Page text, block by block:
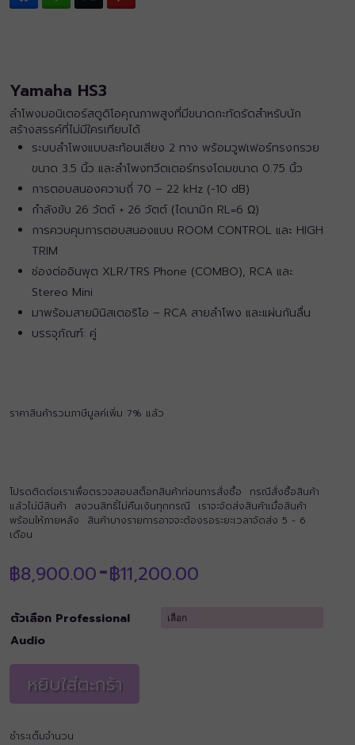
Yamaha HS3
ลำโพงมอนิเตอร์สตูดิโอคุณภาพสูงที่มีขนาดกะทัดรัดสำหรับนัก
สร้างสรรค์ที่ไม่มีใครเทียบได้
ระบบลำโพงแบบสะท้อนเสียง 2 ทาง พร้อมวูฟเฟอร์ทรงกรวย
ขนาด 3.5 นิ้ว และลำโพงทวีตเตอร์ทรงโดมขนาด 0.75 นิ้ว
การตอบสนองความถี่ 70 – 22 kHz (-10 dB)
กำลังขับ 26 วัตต์ + 26 วัตต์ (ไดนามิก RL=6 Ω)
การควบคุมการตอบสนองแบบ ROOM CONTROL และ HIGH
TRIM
ช่องต่ออินพุต XLR/TRS Phone (COMBO), RCA และ
Stereo Mini
มาพร้อมสายมินิสเตอริโอ – RCA สายลำโพง และแผ่นกันลื่น
บรรจุภัณฑ์: คู่
ราคาสินค้ารวมภาษีมูลค่เพิ่ม 7% แล้ว
โปรดติดต่อเราเพื่อตรวจสอบสต็อกสินค้าก่อนการสั่งซื้อ กรณีสั่งซื้อสินค้า
แล้วไม่มีสินค้า สงวนสิทธิ์ไม่คืนเงินทุกกรณี เราจะจัดส่งสินค้าเมื่อสินค้า
พร้อมให้ภายหลัง สินค้าบางรายการอาจจะต้องรอระยะเวลาจัดส่ง 5 - 6
เดือน
฿8,900.00–฿11,200.00
ตัวเลือก Professional
Audio
หยิบใส่ตะกร้า
ชำระเต็มจำนวน